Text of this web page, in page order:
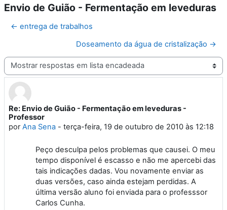
Envio de Guião - Fermentação em leveduras
← entrega de trabalhos
Doseamento da água de cristalização →
Modo de visualização
Re: Envio de Guião - Fermentação em leveduras -
Professor
porAna Sena - terça-feira, 19 de outubro de 2010 às 12:18
Número de respostas: 0
Peço desculpa pelos problemas que causei. O meu
tempo disponível é escasso e não me apercebi das
tais indicações dadas. Vou novamente enviar as
duas versões, caso ainda estejam perdidas. A
última versão aluno foi enviada para o professsor
Carlos Cunha.